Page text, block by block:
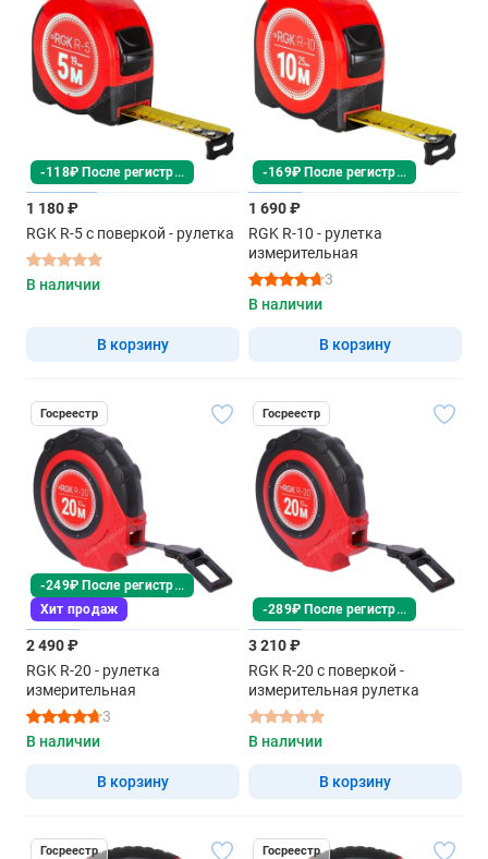
-118₽ После регистрации
1 180 ₽
RGK R-5 с поверкой - рулетка
В наличии
В корзину
-169₽ После регистрации
1 690 ₽
RGK R-10 - рулетка
измерительная
3
В наличии
В корзину
Госреестр
-249₽ После регистрации
Хит продаж
2 490 ₽
RGK R-20 - рулетка
измерительная
3
В наличии
В корзину
Госреестр
-289₽ После регистрации
3 210 ₽
RGK R-20 с поверкой -
измерительная рулетка
В наличии
В корзину
Госреестр Госреестр